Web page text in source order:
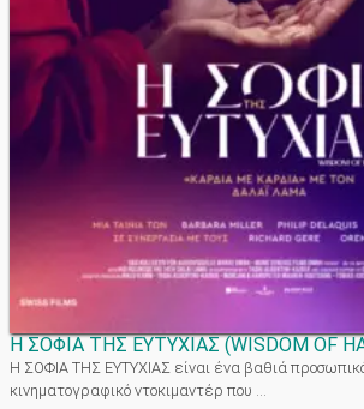
Η ΣΟΦΙΑ ΤΗΣ ΕΥΤΥΧΙΑΣ(WISDOM OF
Η ΣΟΦΙΑ ΤΗΣ ΕΥΤΥΧΙΑΣ είναι ένα βαθιά
κινηματογραφικό ντοκιμαντέρ που ...